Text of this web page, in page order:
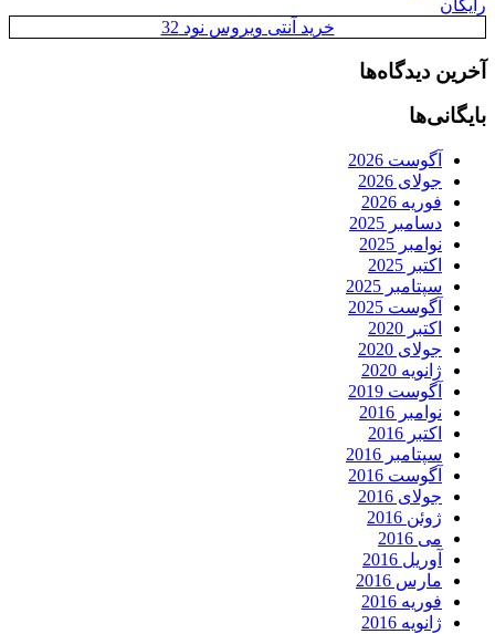
رایگان
خرید آنتی ویروس نود 32
آخرین دیدگاه‌ها
بایگانی‌ها
آگوست 2026
جولای 2026
فوریه 2026
دسامبر 2025
نوامبر 2025
اکتبر 2025
سپتامبر 2025
آگوست 2025
اکتبر 2020
جولای 2020
ژانویه 2020
آگوست 2019
نوامبر 2016
اکتبر 2016
سپتامبر 2016
آگوست 2016
جولای 2016
ژوئن 2016
می 2016
آوریل 2016
مارس 2016
فوریه 2016
ژانویه 2016